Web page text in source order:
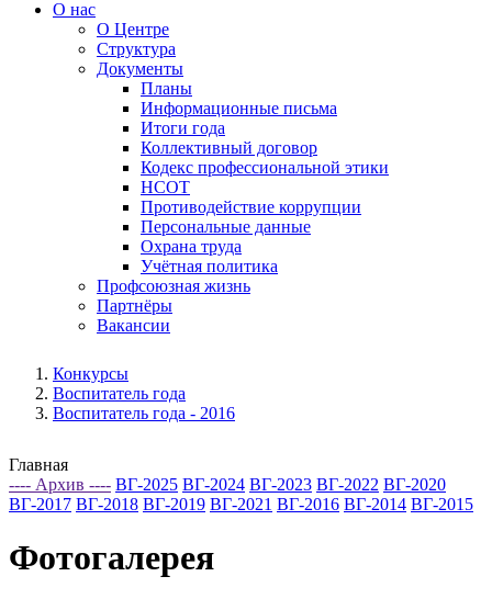
О нас
О Центре
Структура
Документы
Планы
Информационные письма
Итоги года
Коллективный договор
Кодекс профессиональной этики
НСОТ
Противодействие коррупции
Персональные данные
Охрана труда
Учётная политика
Профсоюзная жизнь
Партнёры
Вакансии
Конкурсы
Воспитатель года
Воспитатель года - 2016
Главная
---- Архив ---- ВГ-2025 ВГ-2024 ВГ-2023 ВГ-2022 ВГ-2020
ВГ-2017 ВГ-2018 ВГ-2019 ВГ-2021 ВГ-2016 ВГ-2014 ВГ-2015
Фотогалерея